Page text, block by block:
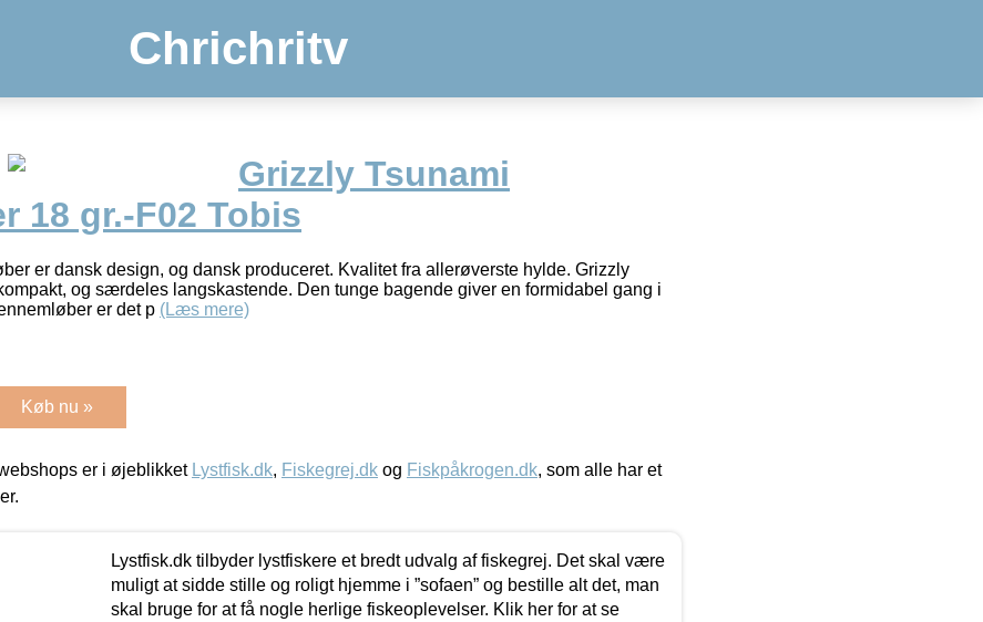
Chrichritv
Grizzly Tsunami
18 gr.-F02 Tobis
er dansk design, og dansk produceret. Kvalitet fra allerøverste hylde. Grizzly
og særdeles langskastende. Den tunge bagende giver en formidabel gang i
er det p (Læs mere)
Køb nu »
er i øjeblikket Lystfisk.dk, Fiskegrej.dk og Fiskpåkrogen.dk, som alle har et
Lystfisk.dk tilbyder lystfiskere et bredt udvalg af fiskegrej. Det skal være
muligt at sidde stille og roligt hjemme i ”sofaen” og bestille alt det, man
skal bruge for at få nogle herlige fiskeoplevelser. Klik her for at se